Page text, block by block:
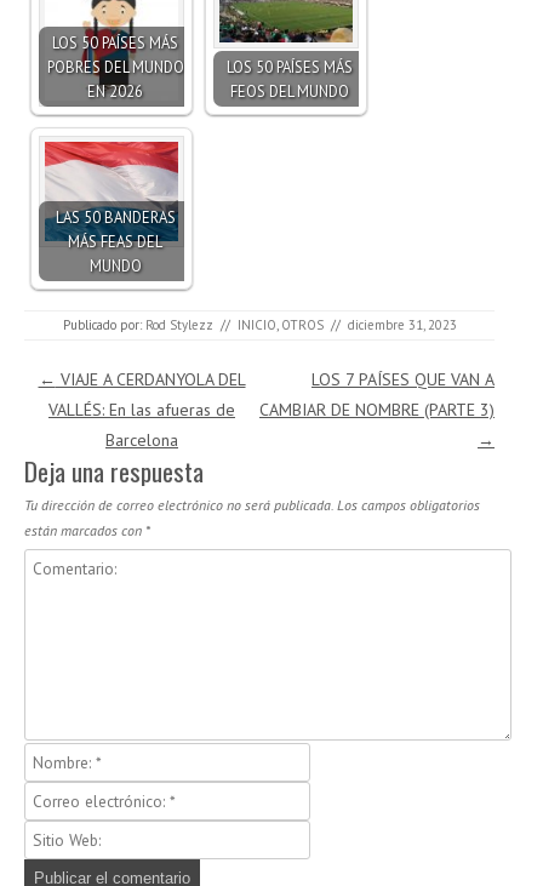
LOS 50 PAÍSES MÁS
POBRES DEL MUNDO
EN 2026
LOS 50 PAÍSES MÁS
FEOS DEL MUNDO
LAS 50 BANDERAS
MÁS FEAS DEL
MUNDO
Publicado por: Rod Stylezz // INICIO OTROS // diciembre 31, 2023
Navegación de entradas
← VIAJE A CERDANYOLA DEL
VALLÉS: En las afueras de
Barcelona
LOS 7 PAÍSES QUE VAN A
CAMBIAR DE NOMBRE (PARTE 3)
→
Deja una respuesta
Tu dirección de correo electrónico no será publicada. Los campos obligatorios
están marcados con *